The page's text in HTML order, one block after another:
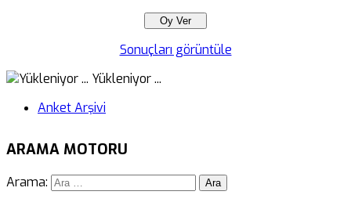
Sonuçları görüntüle
Yükleniyor ...
Anket Arşivi
ARAMA MOTORU
Arama: